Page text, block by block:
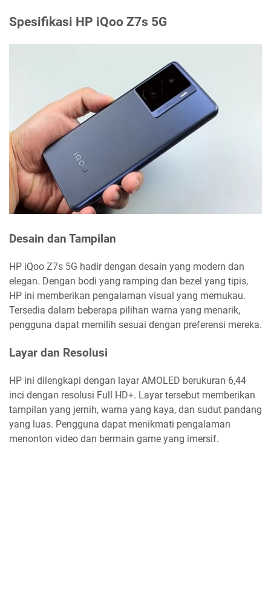
Spesifikasi HP iQoo Z7s 5G
Desain dan Tampilan
HP iQoo Z7s 5G hadir dengan desain yang modern dan
elegan. Dengan bodi yang ramping dan bezel yang tipis,
HP ini memberikan pengalaman visual yang memukau.
Tersedia dalam beberapa pilihan warna yang menarik,
pengguna dapat memilih sesuai dengan preferensi mereka.
Layar dan Resolusi
HP ini dilengkapi dengan layar AMOLED berukuran 6,44
inci dengan resolusi Full HD+. Layar tersebut memberikan
tampilan yang jernih, warna yang kaya, dan sudut pandang
yang luas. Pengguna dapat menikmati pengalaman
menonton video dan bermain game yang imersif.